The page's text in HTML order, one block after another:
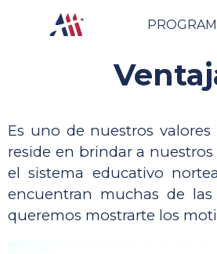
Es uno de nuestros
reside en brindar a
el sistema educativo
encuentran muchas de
queremos mostrarte los